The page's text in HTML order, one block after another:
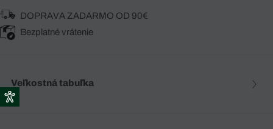
DOPRAVA ZADARMO OD 90€
Bezplatné vrátenie
Veľkostná tabuľka